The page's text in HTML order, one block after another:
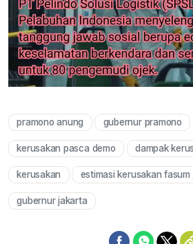
pramono anung gubernur pramono
kerusakan pasca demo dampak
kerusakan estimasi kerusakan fasum
gubernur jakarta